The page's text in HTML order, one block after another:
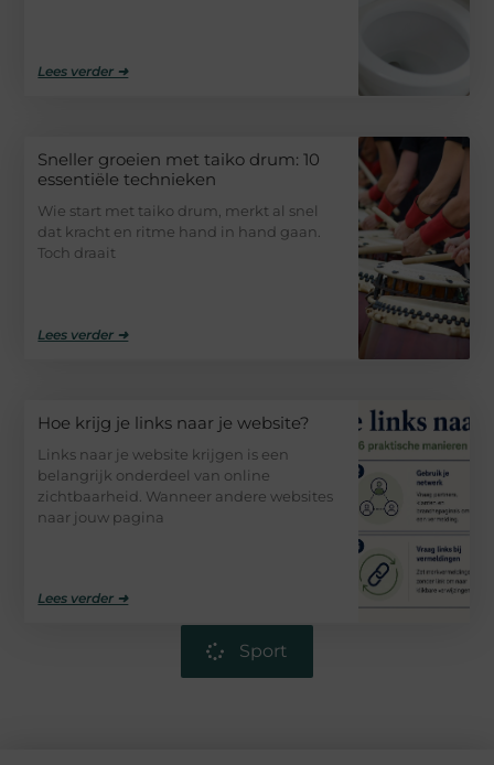
Lees verder ➜
Sneller groeien met taiko drum: 10
essentiële technieken
Wie start met taiko drum, merkt al snel
dat kracht en ritme hand in hand gaan.
Toch draait
Lees verder ➜
Hoe krijg je links naar je website?
Links naar je website krijgen is een
belangrijk onderdeel van online
zichtbaarheid. Wanneer andere websites
naar jouw pagina
Lees verder ➜
Sport